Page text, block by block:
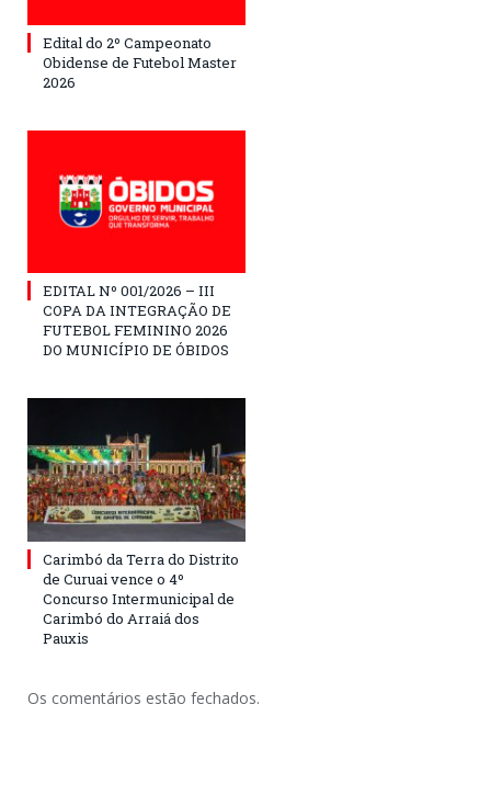
Edital do 2º Campeonato
Obidense de Futebol Master
2026
EDITAL Nº 001/2026 – III
COPA DA INTEGRAÇÃO DE
FUTEBOL FEMININO 2026
DO MUNICÍPIO DE ÓBIDOS
Carimbó da Terra do Distrito
de Curuai vence o 4º
Concurso Intermunicipal de
Carimbó do Arraiá dos
Pauxis
Os comentários estão fechados.